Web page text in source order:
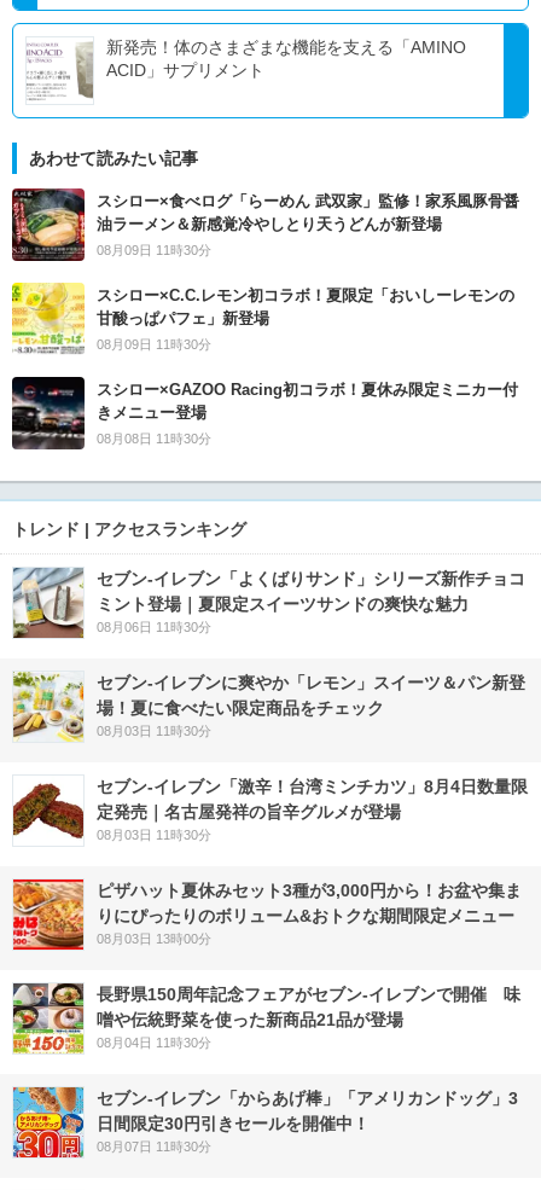
新発売！体のさまざまな機能を支える「AMINO
ACID」サプリメント
あわせて読みたい記事
スシロー×食べログ「らーめん 武双家」監修！家系風豚骨醤
油ラーメン＆新感覚冷やしとり天うどんが新登場
08月09日 11時30分
スシロー×C.C.レモン初コラボ！夏限定「おいしーレモンの
甘酸っぱパフェ」新登場
08月09日 11時30分
スシロー×GAZOO Racing初コラボ！夏休み限定ミニカー付
きメニュー登場
08月08日 11時30分
トレンド | アクセスランキング
セブン‐イレブン「よくばりサンド」シリーズ新作チョコ
ミント登場｜夏限定スイーツサンドの爽快な魅力
08月06日 11時30分
セブン‐イレブンに爽やか「レモン」スイーツ＆パン新登
場！夏に食べたい限定商品をチェック
08月03日 11時30分
セブン-イレブン「激辛！台湾ミンチカツ」8月4日数量限
定発売｜名古屋発祥の旨辛グルメが登場
08月03日 11時30分
ピザハット夏休みセット3種が3,000円から！お盆や集ま
りにぴったりのボリューム&おトクな期間限定メニュー
08月03日 13時00分
長野県150周年記念フェアがセブン-イレブンで開催 味
噌や伝統野菜を使った新商品21品が登場
08月04日 11時30分
セブン‐イレブン「からあげ棒」「アメリカンドッグ」3
日間限定30円引きセールを開催中！
08月07日 11時30分